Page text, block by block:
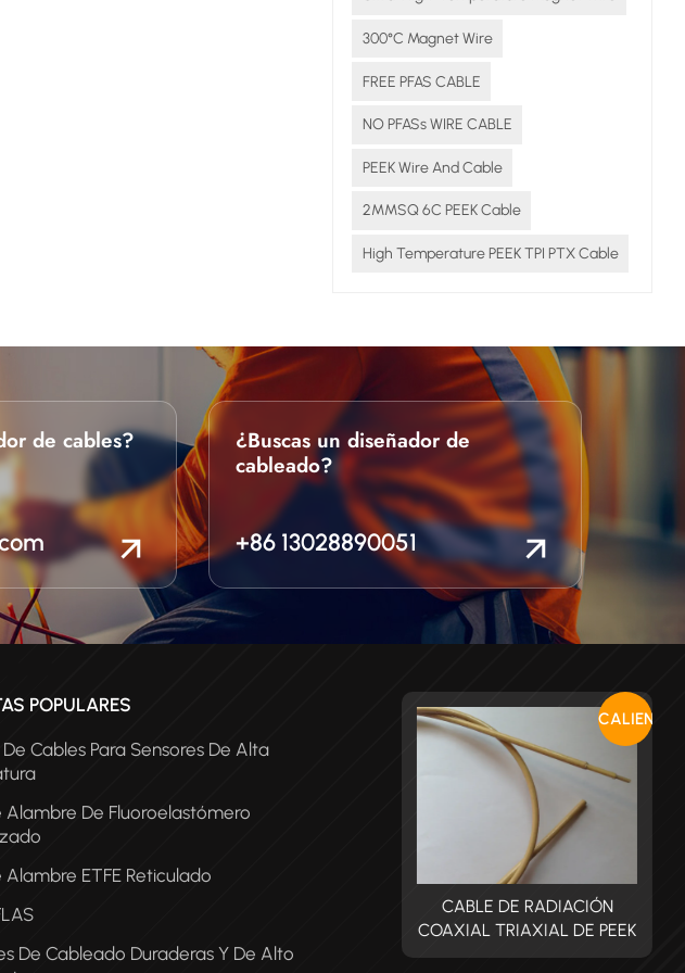
300°C Magnet Wire
FREE PFAS CABLE
NO PFASs WIRE CABLE
PEEK Wire And Cable
2MMSQ 6C PEEK Cable
High Temperature PEEK TPI PTX Cable
de cables?
¿Buscas un diseñador de
cableado?
+86 13028890051
POPULARES
Cables Para Sensores De Alta
Alambre De Fluoroelastómero
Alambre ETFE Reticulado
De Cableado Duraderas Y De Alto
CALIENTE
CABLE DE RADIACIÓN
COAXIAL TRIAXIAL DE PEEK